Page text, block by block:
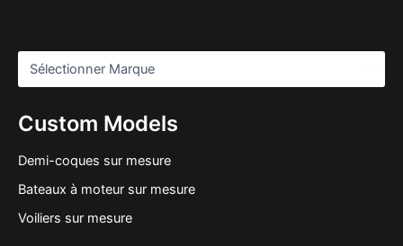
Custom Models
Demi-coques sur mesure
Bateaux à moteur sur mesure
Voiliers sur mesure